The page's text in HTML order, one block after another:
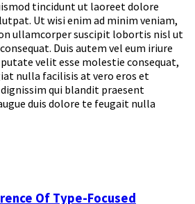
tincidunt ut laoreet dolore
Ut wisi enim ad minim veniam,
ullamcorper suscipit lobortis nisl ut
Duis autem vel eum iriure
velit esse molestie consequat,
nulla facilisis at vero eros et
qui blandit praesent
duis dolore te feugait nulla
Of Type-Focused